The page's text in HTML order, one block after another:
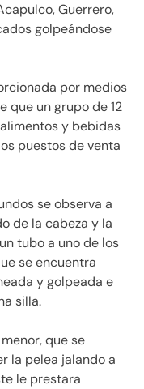
Guerrero,
golpeándose
por medios
que un grupo de 12
y bebidas
puestos de venta
se observa a
de la cabeza y la
tubo a uno de los
se encuentra
y golpeada e
silla.
que se
la pelea jalando a
le prestara